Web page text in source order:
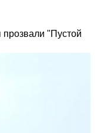
"Пустой